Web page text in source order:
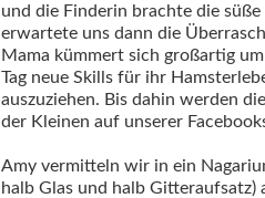
und die Finderin brachte die
erwartete uns dann die
Mama kümmert sich großartig
Tag neue Skills für ihr
auszuziehen. Bis dahin werden
der Kleinen auf unserer
Amy vermitteln wir in ein
halb Glas und halb